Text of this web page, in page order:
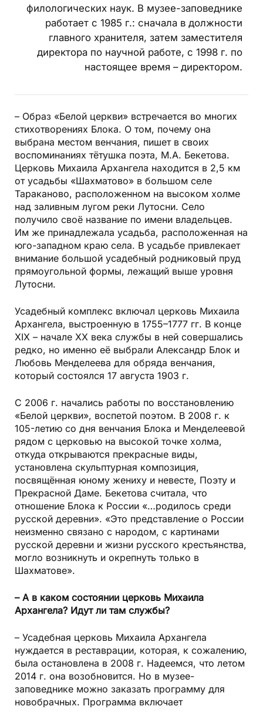
филологических наук. В музее-заповеднике
работает с 1985 г.: сначала в должности
главного хранителя, затем заместителя
директора по научной работе, с 1998 г. по
настоящее время – директором.
– Образ «Белой церкви» встречается во многих
стихотворениях Блока. О том, почему она
выбрана местом венчания, пишет в своих
воспоминаниях тётушка поэта, М.А. Бекетова.
Церковь Михаила Архангела находится в 2,5 км
от усадьбы «Шахматово» в большом селе
Тараканово, расположенном на высоком холме
над заливным лугом реки Лутосни. Село
получило своё название по имени владельцев.
Им же принадлежала усадьба, расположенная на
юго-западном краю села. В усадьбе привлекает
внимание большой усадебный родниковый пруд
прямоугольной формы, лежащий выше уровня
Лутосни.
Усадебный комплекс включал церковь Михаила
Архангела, выстроенную в 1755–1777 гг. В конце
XIX – начале XX века службы в ней совершались
редко, но именно её выбрали Александр Блок и
Любовь Менделеева для обряда венчания,
который состоялся 17 августа 1903 г.
С 2006 г. начались работы по восстановлению
«Белой церкви», воспетой поэтом. В 2008 г. к
105-летию со дня венчания Блока и Менделеевой
рядом с церковью на высокой точке холма,
откуда открываются прекрасные виды,
установлена скульптурная композиция,
посвящённая юному жениху и невесте, Поэту и
Прекрасной Даме. Бекетова считала, что
отношение Блока к России «…родилось среди
русской деревни». «Это представление о России
неизменно связано с народом, с картинами
русской деревни и жизни русского крестьянства,
могло возникнуть и окрепнуть только в
Шахматове».
– А в каком состоянии церковь Михаила
Архангела? Идут ли там службы?
– Усадебная церковь Михаила Архангела
нуждается в реставрации, которая, к сожалению,
была остановлена в 2008 г. Надеемся, что летом
2014 г. она возобновится. Но в музее-
заповеднике можно заказать программу для
новобрачных. Программа включает